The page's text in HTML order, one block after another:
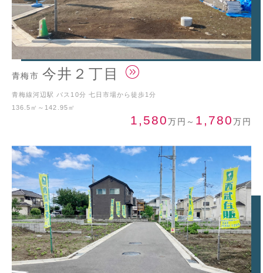
青梅市 今井２丁目
青梅線河辺駅 バス10分 七日市場から徒歩1分
136.5㎡～142.95㎡
1,580万円 ～ 1,780万円